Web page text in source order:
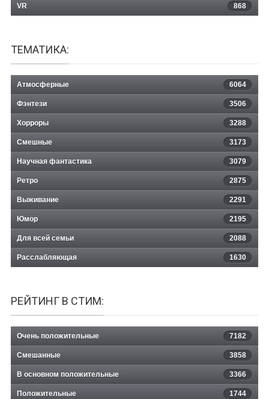
VR 868
ТЕМАТИКА:
Атмосферные 6064
Фэнтези 3506
Хорроры 3288
Смешные 3173
Научная фантастика 3079
Ретро 2875
Выживание 2291
Юмор 2195
Для всей семьи 2088
Расслабляющая 1630
РЕЙТИНГ В СТИМ:
Очень положительные 7182
Смешанные 3858
В основном положительные 3366
Положительные 1744